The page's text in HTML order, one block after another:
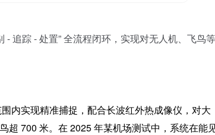
- 追踪 - 处置” 全流程闭环，实现对无人机、飞鸟
内实现精准捕捉 ，配合长波红外热成像仪，对大
超 700 米。在 2025 年某机场测试中，系统在能